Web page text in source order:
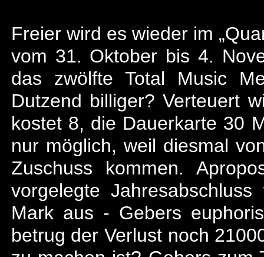
Freier wird es wieder im
vom 31. Oktober bis 4.
das zwölfte Total Music
Dutzend billiger? Verteuert
kostet 8, die Dauerkarte 30
nur möglich, weil diesmal
Zuschuss kommen.
vorgelegte
Mark aus - Gebers
betrug der Verlust noch